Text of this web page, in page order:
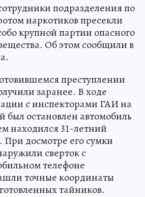
подразделения по
наркотиков пресекли
крупной партии опасного
Об этом сообщили в
преступлении
заранее. В ходе
с инспекторами ГАИ на
был остановлен автомобиль
находился 31-летний
досмотре его сумки
сверток с
телефоне
точные координаты
тайников.